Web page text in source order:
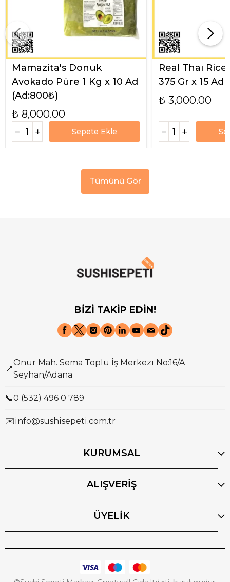
Mamazita's Donuk
Avokado Püre 1 Kg x 10 Ad
(Ad:800₺)
₺ 8,000.00
Sepete Ekle
Real Thaı
375 Gr x 15 Ad
₺ 3,000.00
Tümünü Gör
BİZİ TAKİP EDİN!
📍
Onur Mah. Sema Toplu İş Merkezi No:16/A
Seyhan/Adana
📞0 (532) 496 0 789
✉️info@sushisepeti.com.tr
KURUMSAL
ALIŞVERİŞ
ÜYELİK